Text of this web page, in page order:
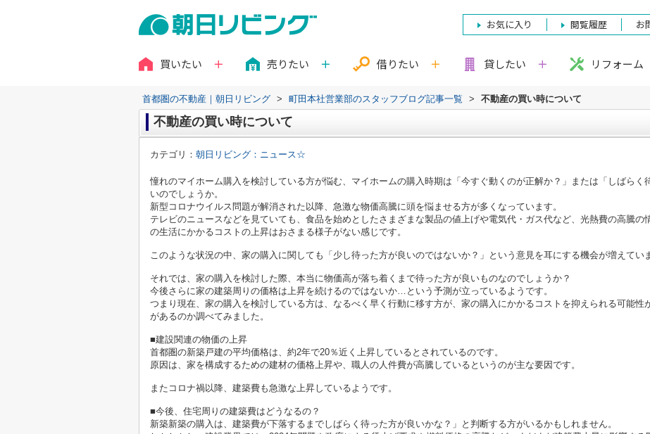
お気に入り 閲覧履歴 お
買いたい 売りたい 借りたい 貸したい リフォーム
首都圏の不動産｜朝日リビング > 町田本社営業部のスタッフブログ記事一覧 > 不動産の買い時について
不動産の買い時について
カテゴリ： 朝日リビング：ニュース☆
憧れのマイホーム購入を検討している方が悩む、マイホームの購入時期は「今すぐ動くのが正解か？」または「しばらく
いのでしょうか。
新型コロナウイルス問題が解消された以降、急激な物価高騰に頭を悩ませる方が多くなっています。
テレビのニュースなどを見ていても、食品を始めとしたさまざまな製品の値上げや電気代・ガス代など、光熱費の高騰の
の生活にかかるコストの上昇はおさまる様子がない感じです。
このような状況の中、家の購入に関しても「少し待った方が良いのではないか？」という意見を耳にする機会が増えてい
それでは、家の購入を検討した際、本当に物価高が落ち着くまで待った方が良いものなのでしょうか？
今後さらに家の建築周りの価格は上昇を続けるのではないか…という予測が立っているようです。
つまり現在、家の購入を検討している方は、なるべく早く行動に移す方が、家の購入にかかるコストを抑えられる可能性
があるのか調べてみました。
■建設関連の物価の上昇
首都圏の新築戸建の平均価格は、約2年で20％近く上昇しているとされているのです。
原因は、家を構成するための建材の価格上昇や、職人の人件費が高騰しているというのが主な要因です。
またコロナ禍以降、建築費も急激な上昇しているようです。
■今後、住宅周りの建築費はどうなるの？
新築新築の購入は、建築費が下落するまでしばらく待った方が良いかな？」と判断する方がいるかもしれません。